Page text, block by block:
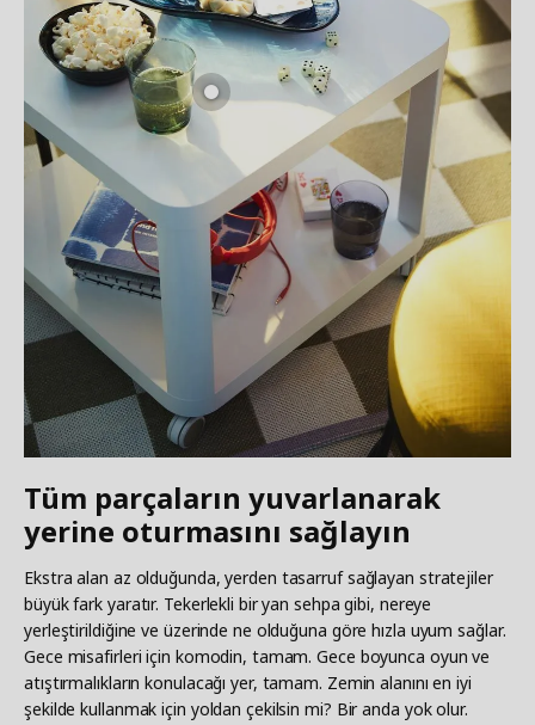
Tüm parçaların yuvarlanarak
yerine oturmasını sağlayın
Ekstra alan az olduğunda, yerden tasarruf sağlayan stratejiler
büyük fark yaratır. Tekerlekli bir yan sehpa gibi, nereye
yerleştirildiğine ve üzerinde ne olduğuna göre hızla uyum sağlar.
Gece misafirleri için komodin, tamam. Gece boyunca oyun ve
atıştırmalıkların konulacağı yer, tamam. Zemin alanını en iyi
şekilde kullanmak için yoldan çekilsin mi? Bir anda yok olur.